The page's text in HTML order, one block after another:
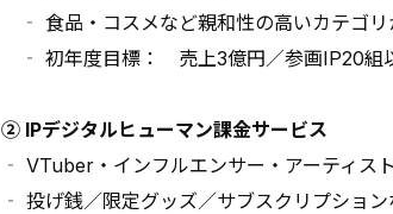
‐ 食品・コスメなど親和性の高いカテゴリ
‐ 初年度目標： 売上3億円／参画IP20組
② IPデジタルヒューマン課金サービス
‐ VTuber・インフルエンサー・アーティス
‐ 投げ銭／限定グッズ／サブスクリプショ